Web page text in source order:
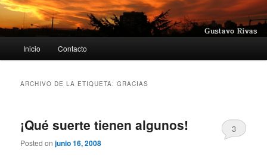
principal
Inicio Contacto
ARCHIVO DE LA ETIQUETA:GRACIAS
¡Qué suerte tienen algunos!
Posted onjunio 16, 2008
3